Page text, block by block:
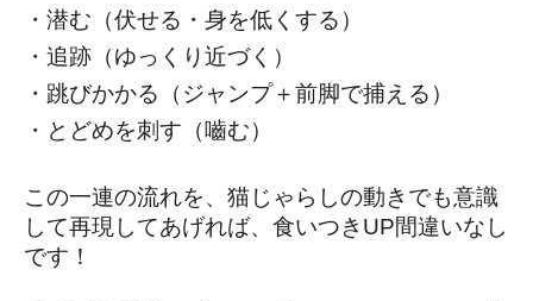
・潜む（伏せる・身を低くする）
・追跡（ゆっくり近づく）
・跳びかかる（ジャンプ＋前脚で捕える）
・とどめを刺す（嚙む）
この一連の流れを、猫じゃらしの動きでも意識
して再現してあげれば、食いつきUP間違いなし
です！